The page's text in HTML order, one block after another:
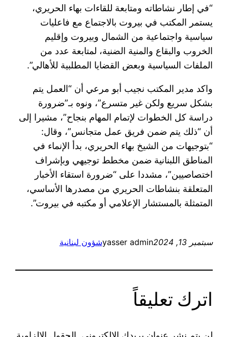
“في إطار نشاطاته ومتابعة للقاءات بهاء الحريري،
يستمر المكتب في بيروت بالاجتماع مع فاعليات
سياسية واجتماعية من الشمال وبيروت وإقليم
الخروب والبقاع والمنية الضنية، لمتابعة عدد من
الملفات السياسية وبعض القضايا المطلبية للأهالي”.
واكد مدير المكتب نجيب أبو مرعي أن “العمل يتم
بشكل سريع ولكن غير متسرع”، ونوه بـ”ضرورة
دراسة كل الخطوات لإتمام المهام بنجاح”، مشيرا إلى
أن “ذلك يتم ضمن فريق عمل متجانس”، وقال:
“بتوجيهات من الشيخ بهاء الحريري، بدأ الإنماء في
المناطق اللبنانية ضمن مخطط توجيهي وبإشراف
اختصاصيين”، مشددا على “ضرورة استقاء الأخبار
المتعلقة بنشاطات الحريري من مصدرها الأساسي،
المتمثلة بالمستشار الإعلامي أو مكتبه في بيروت”.
سبتمبر 13, 2024 yasser adminشؤون لبنانية
اترك تعليقاً